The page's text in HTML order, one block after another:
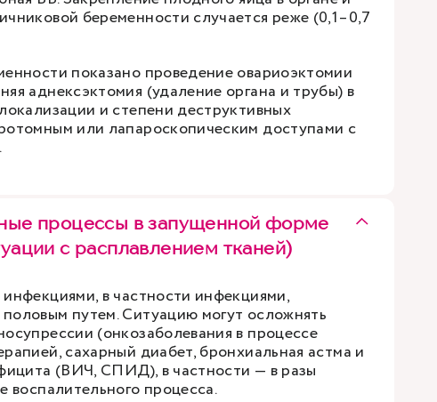
беременности случается реже (0,1–0,7
показано проведение овариоэктомии
аднексэктомия (удаление органа и трубы) в
и степени деструктивных
или лапароскопическим доступами с
процессы в запущенной форме
с расплавлением тканей)
в частности инфекциями,
путем. Ситуацию могут осложнять
(онкозаболевания в процессе
сахарный диабет, бронхиальная астма и
(ВИЧ, СПИД), в частности — в разы
воспалительного процесса.